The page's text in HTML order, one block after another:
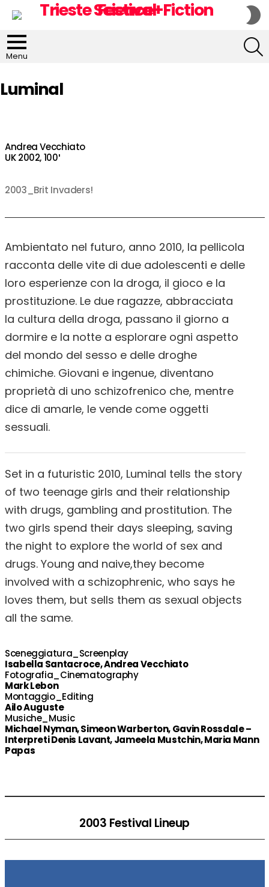
Menu
Luminal
Andrea Vecchiato
UK 2002, 100′
2003_Brit Invaders!
Ambientato nel futuro, anno 2010, la pellicola
racconta delle vite di due adolescenti e delle
loro esperienze con la droga, il gioco e la
prostituzione. Le due ragazze, abbracciata
la cultura della droga, passano il giorno a
dormire e la notte a esplorare ogni aspetto
del mondo del sesso e delle droghe
chimiche. Giovani e ingenue, diventano
proprietà di uno schizofrenico che, mentre
dice di amarle, le vende come oggetti
sessuali.
Set in a futuristic 2010, Luminal tells the story
of two teenage girls and their relationship
with drugs, gambling and prostitution. The
two girls spend their days sleeping, saving
the night to explore the world of sex and
drugs. Young and naive,they become
involved with a schizophrenic, who says he
loves them, but sells them as sexual objects
all the same.
Sceneggiatura_Screenplay
Isabella Santacroce, Andrea Vecchiato
Fotografia_Cinematography
Mark Lebon
Montaggio_Editing
Ailo Auguste
Musiche_Music
Michael Nyman, Simeon Warberton, Gavin Rossdale –
Interpreti Denis Lavant, Jameela Mustchin, Maria Mann
Papas
2003 Festival Lineup